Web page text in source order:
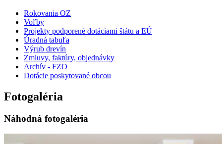
Rokovania OZ
Voľby
Projekty podporené dotáciami štátu a EÚ
Úradná tabuľa
Výrub drevín
Zmluvy, faktúry, objednávky
Archív - FZO
Dotácie poskytované obcou
Fotogaléria
Náhodná fotogaléria